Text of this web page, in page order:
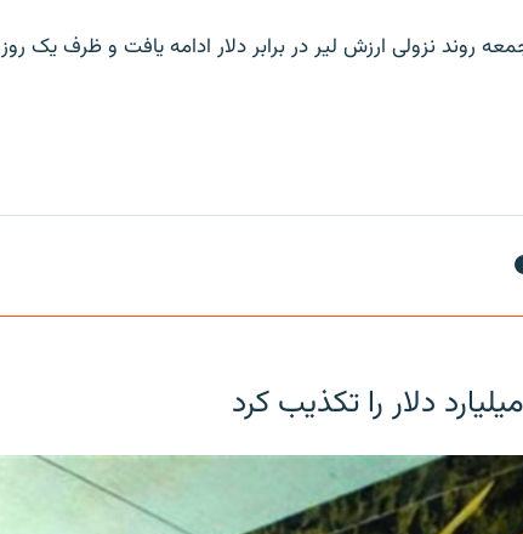
روند نزولی ارزش لیر در برابر دلار ادامه یافت و ظرف یک روز